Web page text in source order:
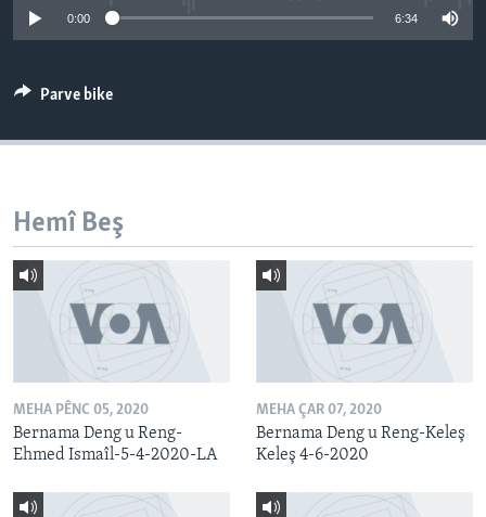
CÎHAN
SERNIVÎS
FOLLOW US
Zimanên Din
0:00 6:34
Parve bike
Hemî Beş
MEHA PÊNC 05, 2020
Bernama Deng u Reng-
Ehmed Ismaîl-5-4-2020-LA
MEHA ÇAR 07, 2020
Bernama Deng u Reng-Keleş
Keleş 4-6-2020